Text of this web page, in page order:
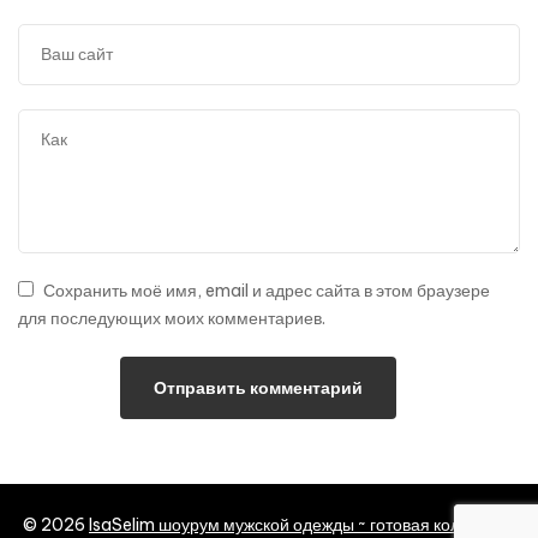
Сохранить моё имя, email и адрес сайта в этом браузере
для последующих моих комментариев.
© 2026 IsaSelim шоурум мужской одежды ~ готовая коллекция